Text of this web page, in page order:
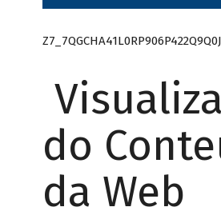
do
da Web